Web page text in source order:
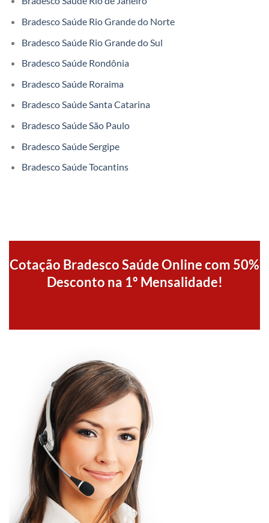
Bradesco Saúde Rio Grande do Norte
Bradesco Saúde Rio Grande do Sul
Bradesco Saúde Rondônia
Bradesco Saúde Roraima
Bradesco Saúde Santa Catarina
Bradesco Saúde São Paulo
Bradesco Saúde Sergipe
Bradesco Saúde Tocantins
Cotação Bradesco Saúde Online com 50%
Desconto na 1º Mensalidade!